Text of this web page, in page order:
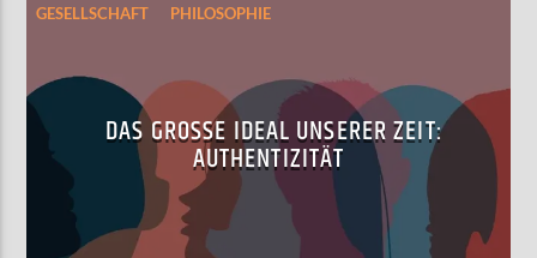
GESELLSCHAFT PHILOSOPHIE
DAS GROSSE IDEAL UNSERER ZEIT: A
UTHENTIZITÄT